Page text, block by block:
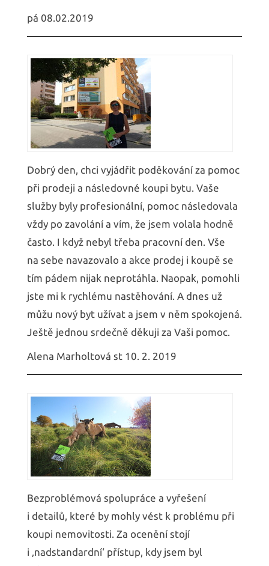
pá 08.02.2019
Dobrý den, chci vyjádřit poděkování za pomoc
při prodeji a následovné koupi bytu. Vaše
služby byly profesionální, pomoc následovala
vždy po zavolání a vím, že jsem volala hodně
často. I když nebyl třeba pracovní den. Vše
na sebe navazovalo a akce prodej i koupě se
tím pádem nijak neprotáhla. Naopak, pomohli
jste mi k rychlému nastěhování. A dnes už
můžu nový byt užívat a jsem v něm spokojená.
Ještě jednou srdečně děkuji za Vaši pomoc.
Alena Marholtová st 10. 2. 2019
Bezproblémová spolupráce a vyřešení
i detailů, které by mohly vést k problému při
koupi nemovitosti. Za ocenění stojí
i ‚nadstandardní‘ přístup, kdy jsem byl